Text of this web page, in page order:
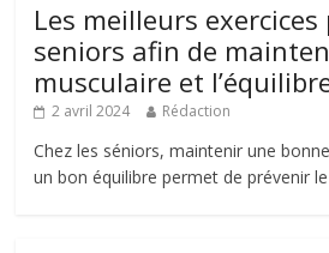
Les meilleurs exercices
seniors afin de
musculaire et
2 avril 2024 Rédaction
Chez les séniors, maintenir une
un bon équilibre permet de prévenir le